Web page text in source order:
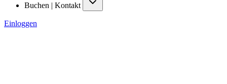
Buchen | Kontakt
Einloggen